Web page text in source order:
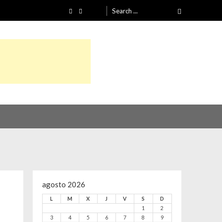
for:
agosto 2026
L M X J V S
D
1
2
3
4 5 6 7 8
9